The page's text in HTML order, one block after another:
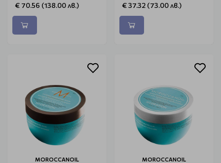
€ 70.56 (138.00 лв.) € 37.32 (73.00 лв.)
MOROCCANOIL MOROCCANOIL